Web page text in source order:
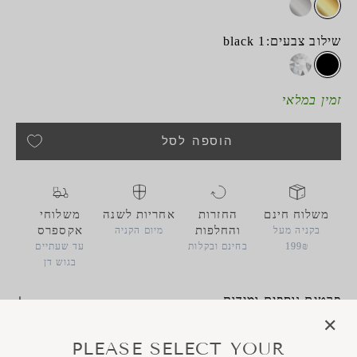
זהב כסף
שילוב צבעים: 1 black
1 black
34 crystal
זמין במלאי
הוספה לסל
משלוח חינם
בקניה מעל
199₪
החזרות
והחלפות
בחינם ובקלות
אחריות לשנה
מיום הקניה
משלוחי
אקספרס
עד שעתיים
בגוש דן
פרטים נוספים ומידות
משלוחים & החלפות והחזרות